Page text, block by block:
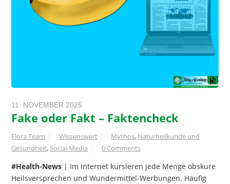
11. NOVEMBER 2025
Fake oder Fakt – Faktencheck
Flora Team Wissenswert Mythos, Naturheilkunde und
Gesundheit, Social Media 0 Comments
#Health-News | Im Internet kursieren jede Menge obskure
Heilsversprechen und Wundermittel-Werbungen. Häufig